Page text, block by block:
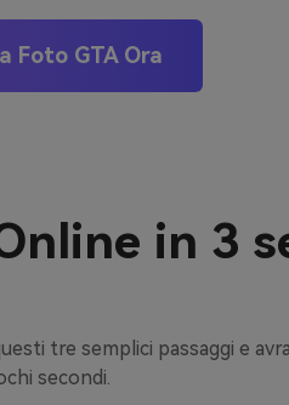
Foto GTA Ora
in 3
tre semplici passaggi e
secondi.